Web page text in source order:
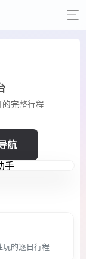
完整行程
航
玩的逐日行程